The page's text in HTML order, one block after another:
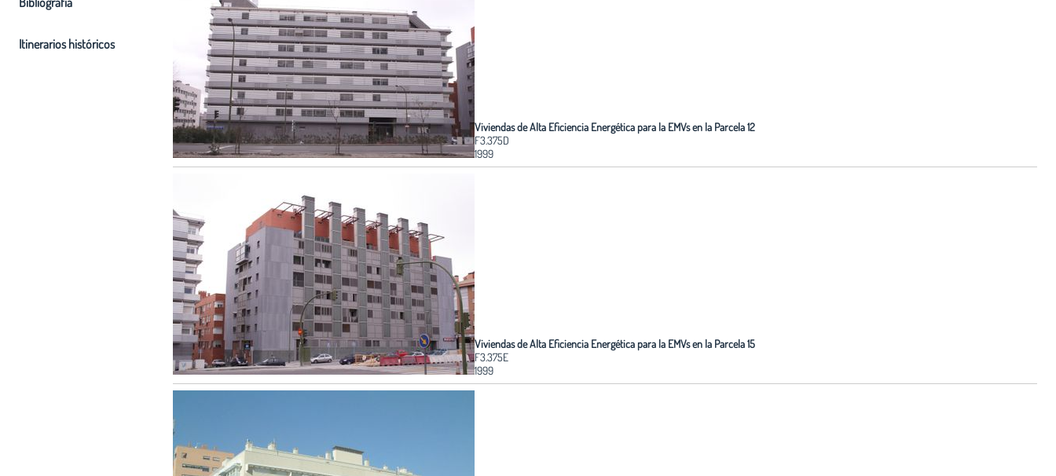
Itinerarios históricos
Viviendas de Alta Eficiencia Energética para la EMVs en la Parcela 12
F3.375D
1999
Viviendas de Alta Eficiencia Energética para la EMVs en la Parcela 15
F3.375E
1999